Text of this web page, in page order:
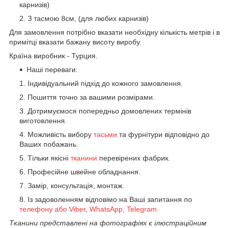
карнизів)
З тасмою 8см, (для любих карнизів)
Для замовлення потрібно вказати необхідну кількість метрів і в
примітці вказати бажану висоту виробу.
Країна виробник - Турция.
Наші переваги:
Індивідуальний підхід до кожного замовлення.
Пошиття точно за вашими розмірами.
Дотримуємося попередньо домовлених термінів
виготовлення.
Можливість вибору тасьми та фурнітури відповідно до
Ваших побажань.
Тільки якісні тканини перевірених фабрик.
Професійне швейне обладнання.
Замір, консультація, монтаж.
Із задоволенням відповімо на Ваші запитання по
телефону або Viber, WhatsApp, Telegram.
Тканини представлені на фотографіях є ілюстраційним